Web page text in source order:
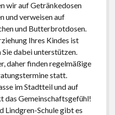
wir auf Getränkedosen
und verweisen auf
und Butterbrotdosen.
Ihres Kindes ist
dabei unterstützen.
daher finden regelmäßige
statt.
im Stadtteil und auf
das Gemeinschaftsgefühl!
Lindgren-Schule gibt es